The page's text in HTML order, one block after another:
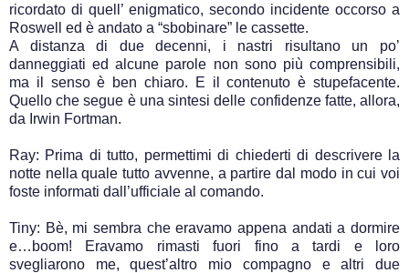
ricordato di quell’ enigmatico, secondo incidente occorso a
Roswell ed è andato a “sbobinare” le cassette.
A distanza di due decenni, i nastri risultano un po’
danneggiati ed alcune parole non sono più comprensibili,
ma il senso è ben chiaro. E il contenuto è stupefacente.
Quello che segue è una sintesi delle confidenze fatte, allora,
da Irwin Fortman.
Ray: Prima di tutto, permettimi di chiederti di descrivere la
notte nella quale tutto avvenne, a partire dal modo in cui voi
foste informati dall’ufficiale al comando.
Tiny: Bè, mi sembra che eravamo appena andati a dormire
e…boom! Eravamo rimasti fuori fino a tardi e loro
svegliarono me, quest’altro mio compagno e altri due